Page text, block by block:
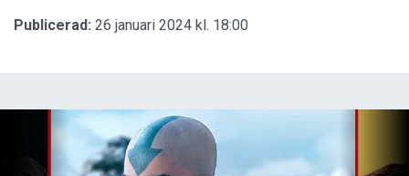
Publicerad: 26 januari 2024 kl. 18:00